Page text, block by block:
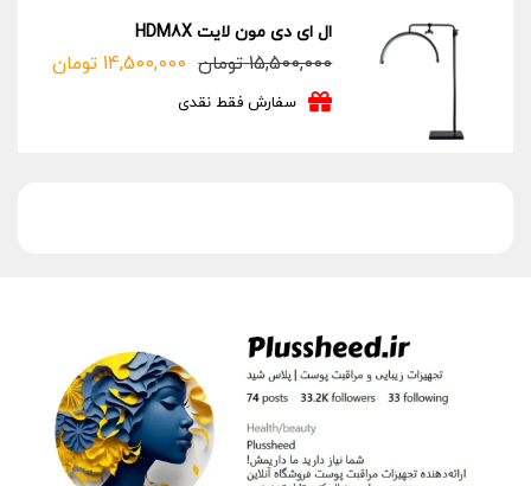
ال ای دی مون لایت HDM8X
15,500,000 تومان
قیمت
اصلی:
14,500,000 تومان
قیمت
فعلی:سفارش فقط نقدی